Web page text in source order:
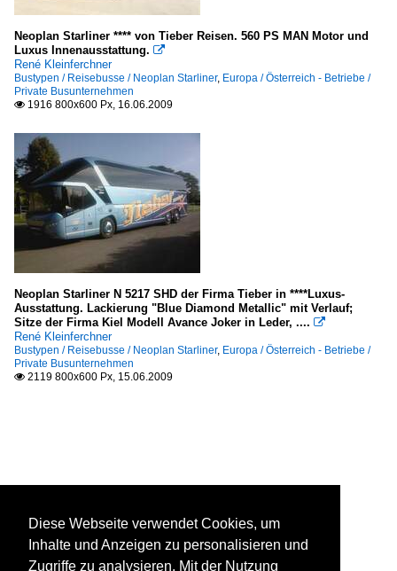
Neoplan Starliner **** von Tieber Reisen. 560 PS MAN Motor und
Luxus Innenausstattung. 
René Kleinferchner
Bustypen / Reisebusse / Neoplan Starliner, Europa / Österreich - Betriebe /
Private Busunternehmen
 1916 800x600 Px, 16.06.2009
Neoplan Starliner N 5217 SHD der Firma Tieber in ****Luxus-
Ausstattung. Lackierung "Blue Diamond Metallic" mit Verlauf;
Sitze der Firma Kiel Modell Avance Joker in Leder, .... 
René Kleinferchner
Bustypen / Reisebusse / Neoplan Starliner, Europa / Österreich - Betriebe /
Private Busunternehmen
 2119 800x600 Px, 15.06.2009
Diese Webseite verwendet Cookies, um
Inhalte und Anzeigen zu personalisieren und
Zugriffe zu analysieren. Mit der Nutzung